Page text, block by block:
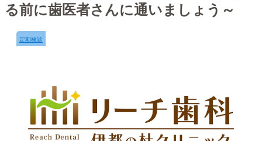
る前に歯医者さんに通いましょう～
定期検診